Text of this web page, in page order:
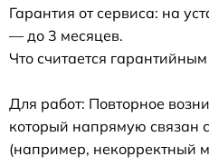
Гарантия от сервиса: на
— до 3 месяцев.
Что считается
Для работ: Повторное
который напрямую связан
(например, некорректный